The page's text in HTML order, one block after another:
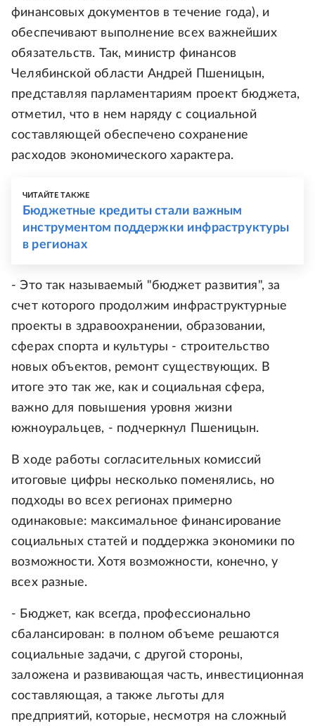
финансовых документов в течение года), и
обеспечивают выполнение всех важнейших
обязательств. Так, министр финансов
Челябинской области Андрей Пшеницын,
представляя парламентариям проект бюджета,
отметил, что в нем наряду с социальной
составляющей обеспечено сохранение
расходов экономического характера.
ЧИТАЙТЕ ТАКЖЕ
Бюджетные кредиты стали важным
инструментом поддержки инфраструктуры
в регионах
- Это так называемый "бюджет развития", за
счет которого продолжим инфраструктурные
проекты в здравоохранении, образовании,
сферах спорта и культуры - строительство
новых объектов, ремонт существующих. В
итоге это так же, как и социальная сфера,
важно для повышения уровня жизни
южноуральцев, - подчеркнул Пшеницын.
В ходе работы согласительных комиссий
итоговые цифры несколько поменялись, но
подходы во всех регионах примерно
одинаковые: максимальное финансирование
социальных статей и поддержка экономики по
возможности. Хотя возможности, конечно, у
всех разные.
- Бюджет, как всегда, профессионально
сбалансирован: в полном объеме решаются
социальные задачи, с другой стороны,
заложена и развивающая часть, инвестиционная
составляющая, а также льготы для
предприятий, которые, несмотря на сложный